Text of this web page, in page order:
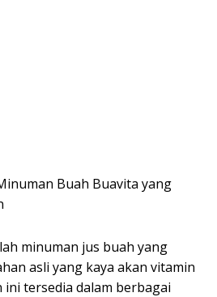
minuman jus buah yang
asli yang kaya akan vitamin
tersedia dalam berbagai